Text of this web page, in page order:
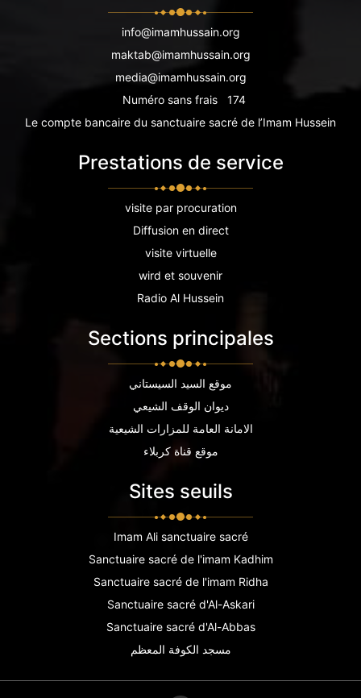
info@imamhussain.org
maktab@imamhussain.org
media@imamhussain.org
Numéro sans frais
174
Le compte bancaire du sanctuaire sacré de l’Imam Hussein
Prestations de service
visite par procuration
Diffusion en direct
visite virtuelle
wird et souvenir
Radio Al Hussein
Sections principales
موقع السيد السيستاني
ديوان الوقف الشيعي
الامانة العامة للمزارات الشيعية
موقع قناة كربلاء
Sites seuils
Imam Ali sanctuaire sacré
Sanctuaire sacré de l'imam Kadhim
Sanctuaire sacré de l'imam Ridha
Sanctuaire sacré d'Al-Askari
Sanctuaire sacré d'Al-Abbas
مسجد الكوفة المعظم